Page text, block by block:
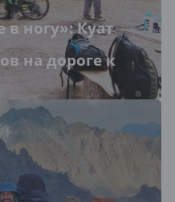
ногу»: Куат
на дороге к